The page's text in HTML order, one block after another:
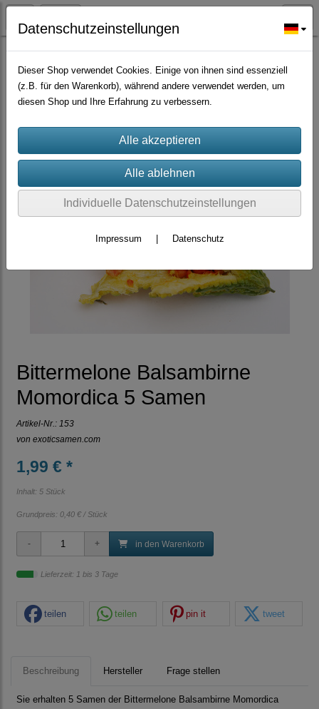
Gemüsesamen/Chilisamen
Bittermelone Balsambirne
Momordica 5 Samen
Artikel-Nr.: 153
von exoticsamen.com
1,99 € *
Inhalt: 5 Stück
Grundpreis: 0,40 € / Stück
in den Warenkorb
Lieferzeit: 1 bis 3 Tage
teilen teilen pin it tweet
Beschreibung Hersteller Frage stellen
Sie erhalten 5 Samen der Bittermelone Balsambirne Momordica
Datenschutzeinstellungen
Dieser Shop verwendet Cookies. Einige von ihnen sind essenziell
(z.B. für den Warenkorb), während andere verwendet werden, um
diesen Shop und Ihre Erfahrung zu verbessern.
Individuelle Datenschutzeinstellungen
Impressum Datenschutz